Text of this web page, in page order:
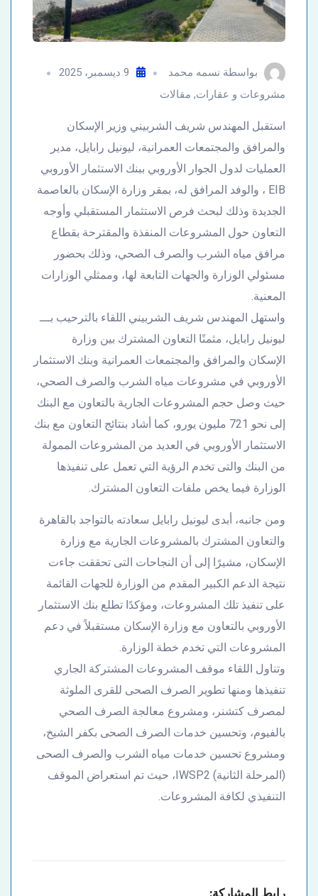
بواسطة نسمه محمد
9 ديسمبر، 2025
مشروعات و عقارات, مقالات
استقبل المهندس شريف الشربيني وزير الإسكان
والمرافق والمجتمعات العمرانية، ليونيل رابايل، مدير
العمليات لدول الجوار الأوروبي ببنك الاستثمار الأوروبي
EIB ، والوفد المرافق له، بمقر وزارة الإسكان بالعاصمة
الجديدة وذلك لبحث فرص الاستثمار المستقبلي وأوجه
التعاون حول المشروعات المنفذة والمقترحة بقطاع
مرافق مياه الشرب والصرف الصحي، وذلك بحضور
مسئولي الوزارة والجهات التابعة لها، وممثلي الوزارات
المعنية.
واستهل المهندس شريف الشربيني اللقاء بالترحيب بـــ
ليونيل رابايل، مثمنًا التعاون المشترك بين وزارة
الإسكان والمرافق والمجتمعات العمرانية وبنك الاستثمار
الأوروبي في مشروعات مياه الشرب والصرف الصحي،
حيث وصل حجم المشروعات الجارية بالتعاون مع البنك
إلى نحو 721 مليون يورو، كما أشاد بنتائج التعاون مع بنك
الاستثمار الأوروبي في العديد من المشروعات الممولة
من البنك والتى تخدم الرؤية التي تعمل على تنفيذها
الوزارة فيما يخص ملفات التعاون المشترك.
ومن جانبه، أبدى ليونيل رابايل سعادته بالتواجد بالقاهرة
والتعاون المشترك بالمشروعات الجارية مع وزارة
الإسكان، مشيرًا إلى أن النجاحات التى تحققت جاءت
نتيجة الدعم الكبير المقدم من الوزارة للجهات القائمة
على تنفيذ تلك المشروعات، ومؤكدًا تطلع بنك الاستثمار
الأوروبي بالتعاون مع وزارة الإسكان مستقبلاً في دعم
المشروعات التي تخدم خطة الوزارة.
وتناول اللقاء موقف المشروعات المشتركة الجاري
تنفيذها ومنها تطوير الصرف الصحى للقرى الملوثة
لمصرف كتشنر، ومشروع معالجة الصرف الصحي
بالفيوم، وتحسين خدمات الصرف الصحى بكفر الشيخ،
ومشروع تحسين خدمات مياه الشرب والصرف الصحى
(المرحلة الثانية) IWSP2، حيث تم استعراض الموقف
التنفيذي لكافة المشروعات.
رابط المشاركة: